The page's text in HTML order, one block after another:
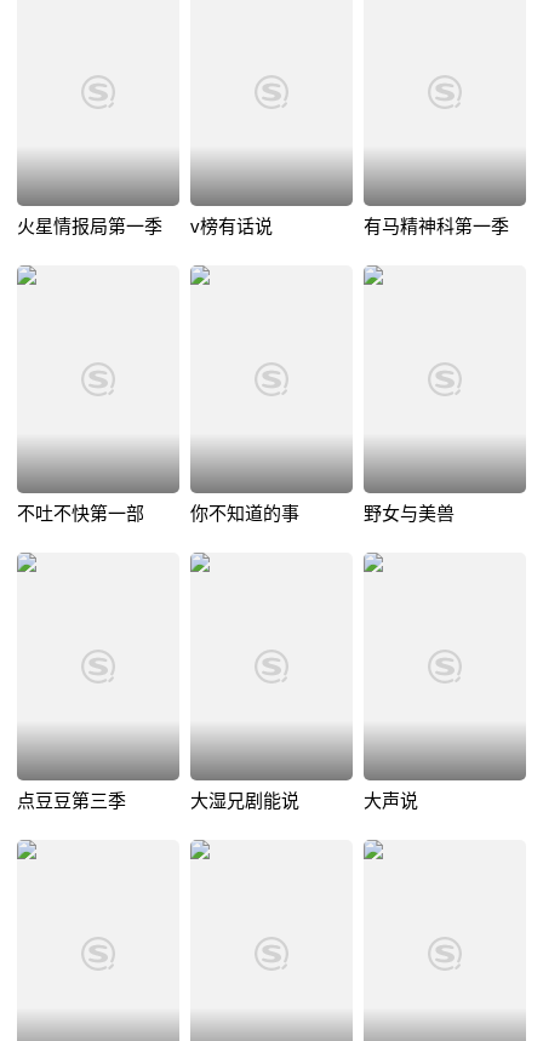
火星情报局第一季 v榜有话说 有马精神科第一季
不吐不快第一部 你不知道的事 野女与美兽
点豆豆第三季 大湿兄剧能说 大声说